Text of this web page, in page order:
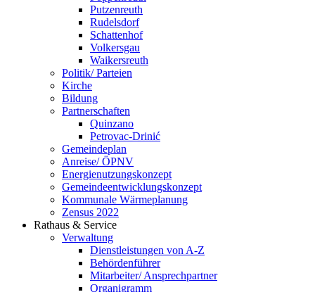
Putzenreuth
Rudelsdorf
Schattenhof
Volkersgau
Waikersreuth
Politik/ Parteien
Kirche
Bildung
Partnerschaften
Quinzano
Petrovac-Drinić
Gemeindeplan
Anreise/ ÖPNV
Energienutzungskonzept
Gemeindeentwicklungs­konzept
Kommunale Wärmeplanung
Zensus 2022
Rathaus & Service
Verwaltung
Dienstleistungen von A-Z
Behördenführer
Mitarbeiter/ Ansprechpartner
Organigramm